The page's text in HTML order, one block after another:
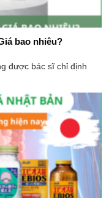
bao nhiêu?
được bác sĩ chỉ định